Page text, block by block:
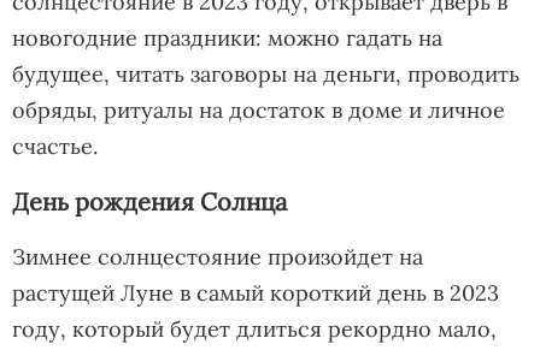
новогодние праздники: можно гадать на
будущее, читать заговоры на деньги, проводить
обряды, ритуалы на достаток в доме и личное
счастье.
День рождения Солнца
Зимнее солнцестояние произойдет на
растущей Луне в самый короткий день в 2023
году, который будет длиться рекордно мало,